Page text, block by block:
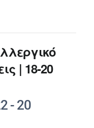
| 18-20
- 20